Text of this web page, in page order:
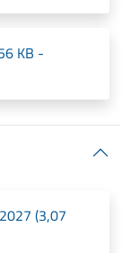
KB -
(3,07